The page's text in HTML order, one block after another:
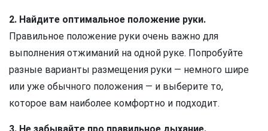
2. Найдите оптимальное положение руки.
Правильное положение руки очень важно для
выполнения отжиманий на одной руке. Попробуйте
разные варианты размещения руки — немного шире
или уже обычного положения — и выберите то,
которое вам наиболее комфортно и подходит.